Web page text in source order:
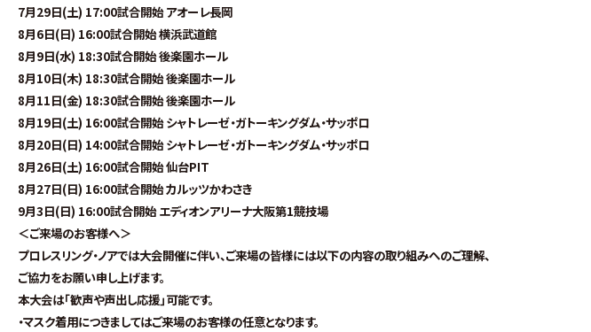
7月29日(土) 17:00試合開始 アオーレ長岡
8月6日(日) 16:00試合開始 横浜武道館
8月9日(水) 18:30試合開始 後楽園ホール
8月10日(木) 18:30試合開始 後楽園ホール
8月11日(金) 18:30試合開始 後楽園ホール
8月19日(土) 16:00試合開始 シャトレーゼ・ガトーキングダム・サッポロ
8月20日(日) 14:00試合開始 シャトレーゼ・ガトーキングダム・サッポロ
8月26日(土) 16:00試合開始 仙台PIT
8月27日(日) 16:00試合開始 カルッツかわさき
9月3日(日) 16:00試合開始 エディオンアリーナ大阪第1競技場
＜ご来場のお客様へ＞
プロレスリング・ノアでは大会開催に伴い、ご来場の皆様には以下の内容の取り組みへのご理解、
ご協力をお願い申し上げます。
本大会は｢歓声や声出し応援｣可能です。
・マスク着用につきましてはご来場のお客様の任意となります。